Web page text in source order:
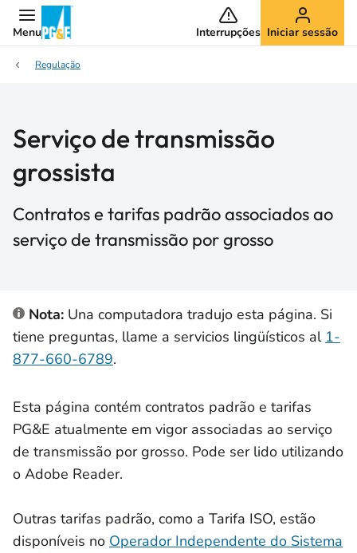
Menu Interrupções Iniciar sessão
Regulação
Serviço de transmissão
grossista
Contratos e tarifas padrão associados ao
serviço de transmissão por grosso
Nota: Una computadora tradujo esta página. Si
tiene preguntas, llame a servicios lingüísticos al 1-
877-660-6789.
Esta página contém contratos padrão e tarifas
PG&E atualmente em vigor associadas ao serviço
de transmissão por grosso. Pode ser lido utilizando
o Adobe Reader.
Outras tarifas padrão, como a Tarifa ISO, estão
disponíveis no Operador Independente do Sistema